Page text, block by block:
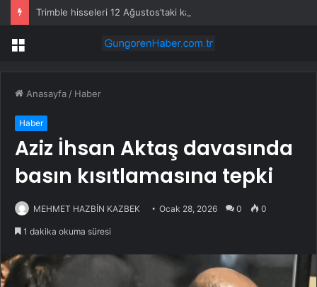
Trimble hisseleri 12 Ağustos’taki kârda %6 hareket edebilir
Menü
Anasayfa / Haber
Haber
Aziz İhsan Aktaş davasında
basın kısıtlamasına tepki
MEHMET HAZBİN KAZBEK Ocak 28, 2026 0 0
1 dakika okuma süresi